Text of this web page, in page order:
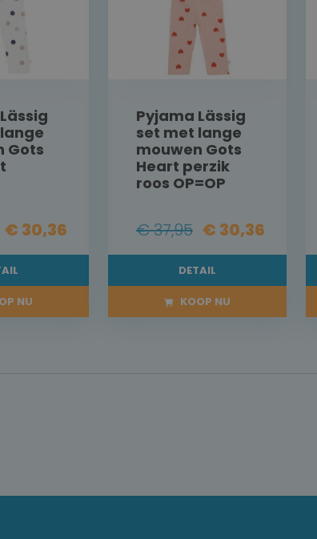
Gots
€ 30,36
NU
Pyjama Lässig
set met lange
mouwen Gots
Heart perzik
roos OP=OP
€ 37,95 € 30,36
DETAIL
KOOP NU